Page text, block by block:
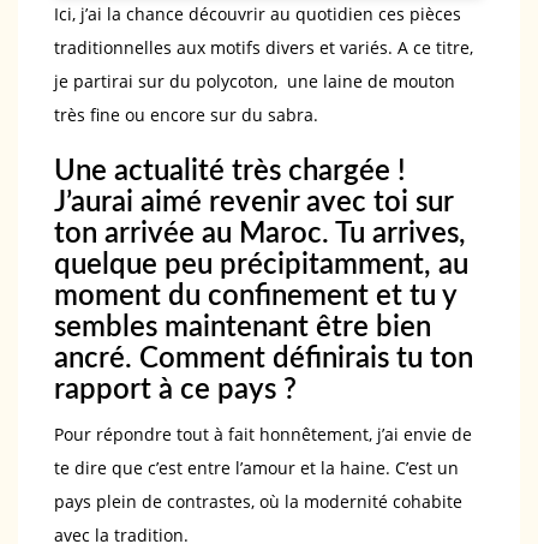
Ici, j’ai la chance découvrir au quotidien ces pièces
traditionnelles aux motifs divers et variés. A ce titre,
je partirai sur du polycoton, une laine de mouton
très fine ou encore sur du sabra.
Une actualité très chargée !
J’aurai aimé revenir avec toi sur
ton arrivée au Maroc. Tu arrives,
quelque peu précipitamment, au
moment du confinement et tu y
sembles maintenant être bien
ancré. Comment définirais tu ton
rapport à ce pays ?
Pour répondre tout à fait honnêtement, j’ai envie de
te dire que c’est entre l’amour et la haine. C’est un
pays plein de contrastes, où la modernité cohabite
avec la tradition.